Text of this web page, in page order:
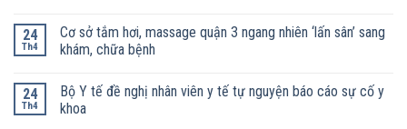
24
Th4
Cơ sở tắm hơi, massage quận 3 ngang nhiên ‘lấn sân’ sang
khám, chữa bệnh
24
Th4
Bộ Y tế đề nghị nhân viên y tế tự nguyện báo cáo sự cố y
khoa